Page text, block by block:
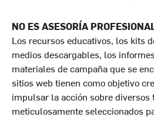
NO ES ASESORÍA
Los recursos educativos, los kits
medios descargables, los
materiales de campaña que se
sitios web tienen como objetivo
impulsar la acción sobre diversos
meticulosamente seleccionados